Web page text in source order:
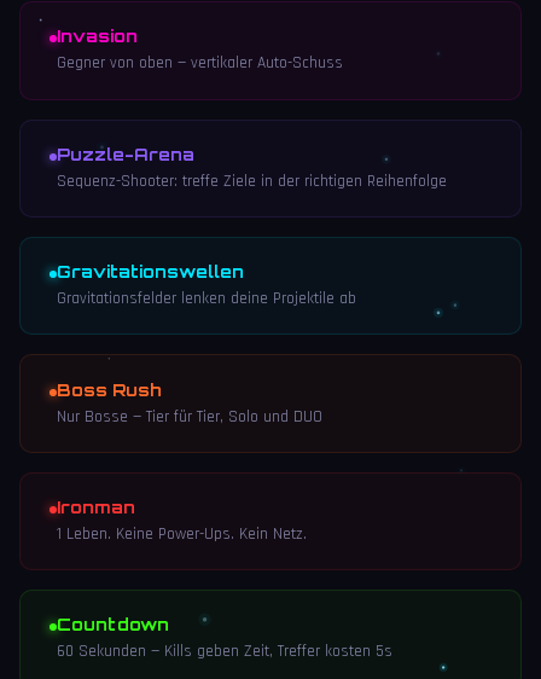
Invasion
Gegner von oben — vertikaler Auto-Schuss
Puzzle-Arena
Sequenz-Shooter: treffe Ziele in der richtigen Reihenfolge
Gravitationswellen
Gravitationsfelder lenken deine Projektile ab
Boss Rush
Nur Bosse — Tier für Tier, Solo und DUO
Ironman
1 Leben. Keine Power-Ups. Kein Netz.
Countdown
60 Sekunden — Kills geben Zeit, Treffer kosten 5s